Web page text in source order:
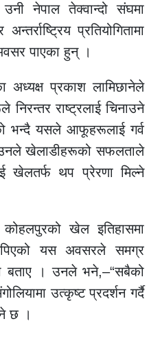
नेपाल तेक्वान्दो संघमा
प्रतियोगितामा
पाएका हुन् ।
अध्यक्ष प्रकाश लामिछानेले
राष्ट्रलाई चिनाउने
भन्दै यसले आफूहरूलाई गर्व
खेलाडीहरूको सफलताले
खेलतर्फ थप प्रेरणा मिल्ने
खेल इतिहासमा
यस अवसरले समग्र
बताए । उनले भने,–“सबैको
उत्कृष्ट प्रदर्शन गर्दै
छ ।